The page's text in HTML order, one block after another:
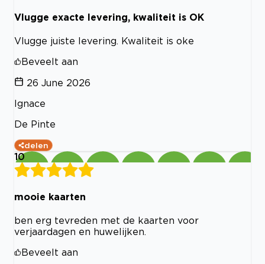
Vlugge exacte levering, kwaliteit is OK
Vlugge juiste levering. Kwaliteit is oke
Beveelt aan
26 June 2026
Ignace
De Pinte
delen
10
mooie kaarten
ben erg tevreden met de kaarten voor
verjaardagen en huwelijken.
Beveelt aan